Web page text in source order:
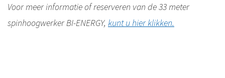
Voor meer informatie of reserveren van de 33 meter
spinhoogwerker BI-ENERGY, kunt u hier klikken.